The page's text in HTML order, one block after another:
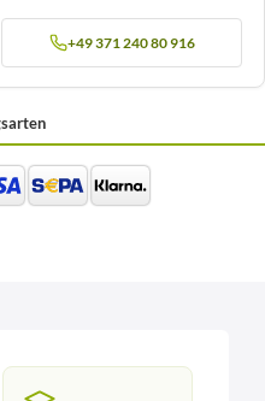
+49 371 240 80 916